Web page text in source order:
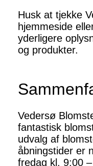
Husk at tjekke
hjemmeside
yderligere
og produkter.
Vedersø
fantastisk
udvalg af
åbningstider er
fredag kl. 9:00